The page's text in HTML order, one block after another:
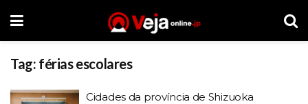
Tag: férias escolares
Cidades da província de Shizuoka